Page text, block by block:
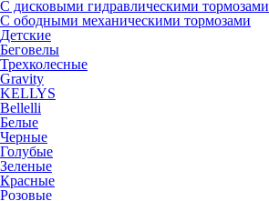
С дисковыми гидравлическими тормозами
С ободными механическими тормозами
Детские
Беговелы
Трехколесные
Gravity
KELLYS
Bellelli
Белые
Черные
Голубые
Зеленые
Красные
Розовые